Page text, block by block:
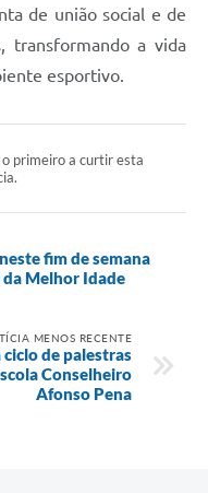
de união social e de
transformando a vida
esportivo.
o primeiro a curtir esta
fim de semana
da Melhor Idade
MENOS RECENTE
de palestras
Conselheiro
Afonso Pena